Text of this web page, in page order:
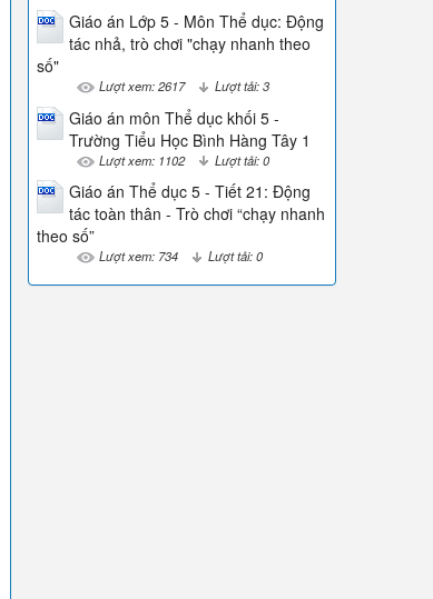
Giáo án Lớp 5 - Môn Thể dục: Động
tác nhả, trò chơi "chạy nhanh theo
số"
Lượt xem: 2617 Lượt tải: 3
Giáo án môn Thể dục khối 5 -
Trường Tiểu Học Bình Hàng Tây 1
Lượt xem: 1102 Lượt tải: 0
Giáo án Thể dục 5 - Tiết 21: Động
tác toàn thân - Trò chơi “chạy nhanh
theo số”
Lượt xem: 734 Lượt tải: 0